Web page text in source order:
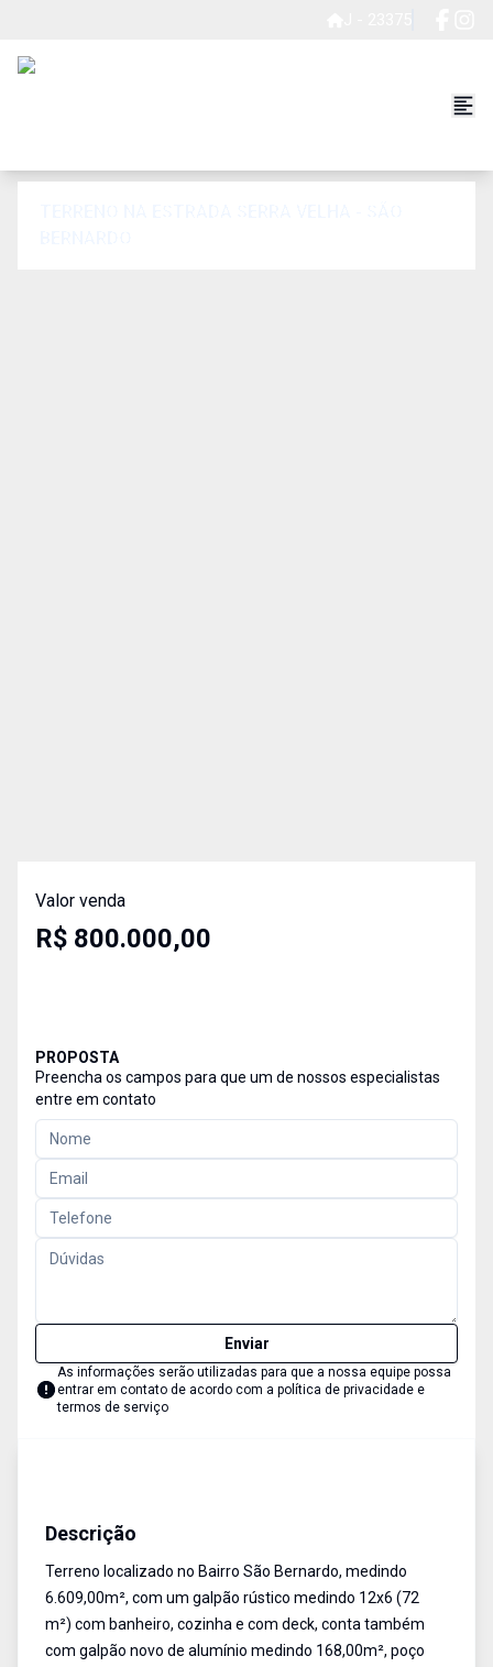
Valor venda
R$ 800.000,00
PROPOSTA
Preencha os campos para que um de nossos especialistas
entre em contato
Enviar
As informações serão utilizadas para que a nossa equipe possa
entrar em contato de acordo com a política de privacidade e
termos de serviço
Descrição
Terreno localizado no Bairro São Bernardo, medindo
6.609,00m², com um galpão rústico medindo 12x6 (72
m²) com banheiro, cozinha e com deck, conta também
com galpão novo de alumínio medindo 168,00m², poço